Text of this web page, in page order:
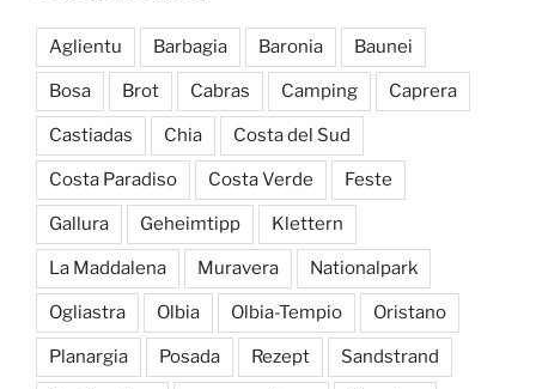
Aglientu Barbagia Baronia Baunei
Bosa Brot Cabras Camping Caprera
Castiadas Chia Costa del Sud
Costa Paradiso Costa Verde Feste
Gallura Geheimtipp Klettern
La Maddalena Muravera Nationalpark
Ogliastra Olbia Olbia-Tempio Oristano
Planargia Posada Rezept Sandstrand